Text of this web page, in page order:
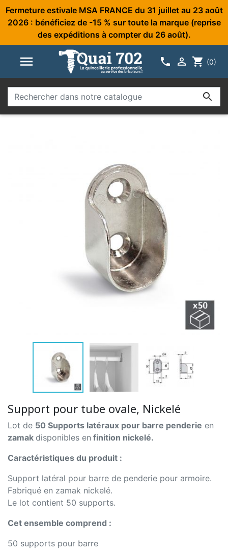
Fermeture estivale MSA FRANCE du 31 juillet au 23 août
2026 : bénéficiez de -15 % sur toute la marque (reprise
des expéditions à compter du 26 août).
   shopping_cart (0)

Support pour tube ovale, Nickelé
Lot de 50 Supports latéraux pour barre penderie en
zamak disponibles en finition nickelé.
Caractéristiques du produit :
Support latéral pour barre de penderie pour armoire.
Fabriqué en zamak nickelé.
Le lot contient 50 supports.
Cet ensemble comprend :
50 supports pour barre